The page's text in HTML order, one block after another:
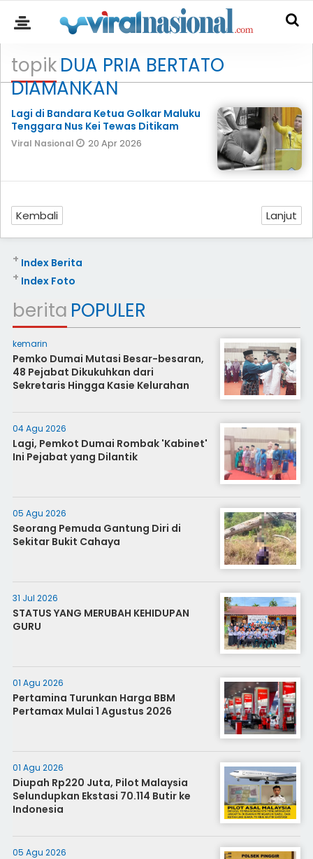
topikDUA PRIA BERTATO
DIAMANKAN
Lagi di Bandara Ketua Golkar Maluku
Tenggara Nus Kei Tewas Ditikam
Viral Nasional 20 Apr 2026
Kembali Lanjut
Index Berita
+
Index Foto
+
berita POPULER
kemarin
Pemko Dumai Mutasi Besar-besaran,
48 Pejabat Dikukuhkan dari
Sekretaris Hingga Kasie Kelurahan
04 Agu 2026
Lagi, Pemkot Dumai Rombak 'Kabinet'
Ini Pejabat yang Dilantik
05 Agu 2026
Seorang Pemuda Gantung Diri di
Sekitar Bukit Cahaya
31 Jul 2026
STATUS YANG MERUBAH KEHIDUPAN
GURU
01 Agu 2026
Pertamina Turunkan Harga BBM
Pertamax Mulai 1 Agustus 2026
01 Agu 2026
Diupah Rp220 Juta, Pilot Malaysia
Selundupkan Ekstasi 70.114 Butir ke
Indonesia
05 Agu 2026